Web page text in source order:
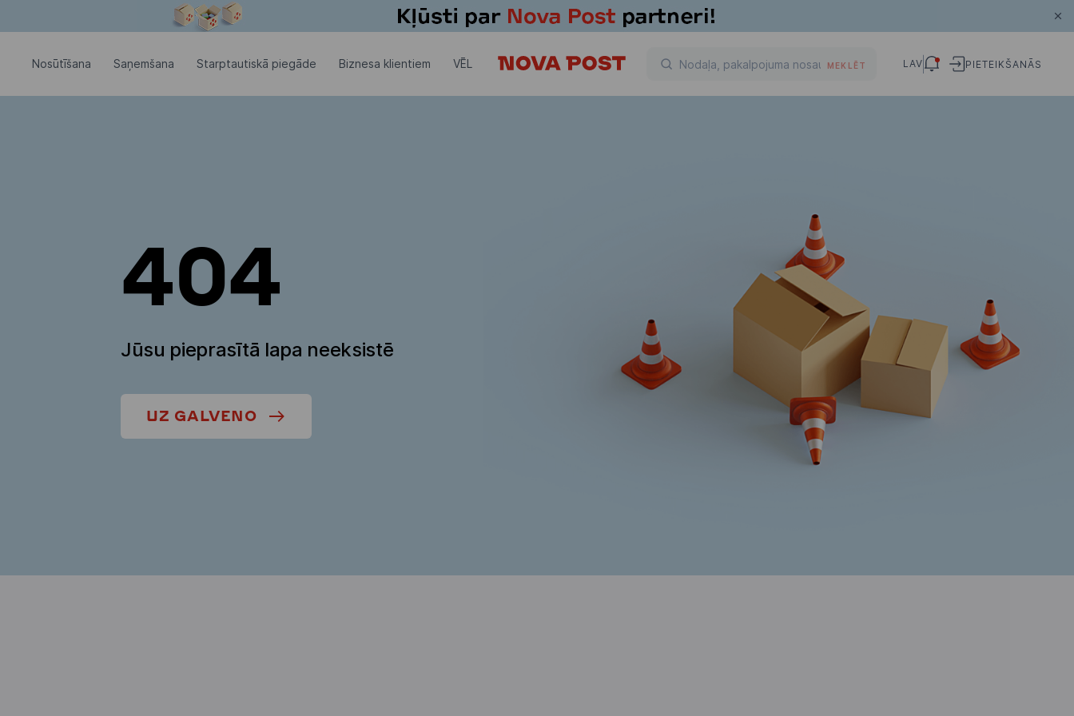
Nosūtīšana Saņemšana Starptautiskā piegāde Biznesa klientiem VĒL MEKLĒT LAV PIETEIKŠANĀS
404
Jūsu pieprasītā lapa neeksistē
UZ GALVENO